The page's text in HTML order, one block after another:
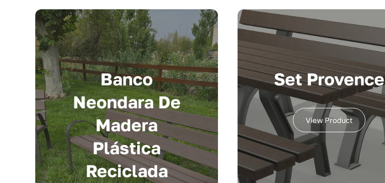
Banco
Neondara De
Madera
Plástica
Reciclada
Set Provence
View Product